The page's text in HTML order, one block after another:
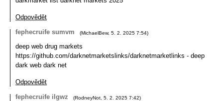
Odpovědět
fephecruife sumvm
(MichaelBew, 5. 2. 2025 7:54)
deep web drug markets
https://github.com/darknetmarketslinks/darknetmarketlinks - deep
dark web dark net
Odpovědět
fephecruife ilgwz
(RodneyNot 5. 2. 2025 7:42)